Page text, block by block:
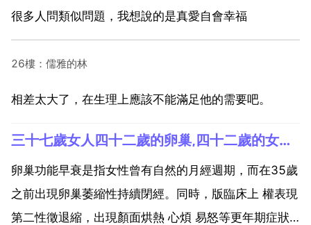
很多人問類似問題，我想說的是真愛自會幸福
26樓：儒雅的林
相差太大了，在生理上應該不能滿足他的需要吧。
三十七歲女人四十二歲的卵巢,四十二歲的女人跟三十七歲男的人結婚會幸福嗎
卵巢功能早衰是指女性曾有自然的月經週期，而在35歲
之前出現卵巢萎縮性持續閉經。同時，版臨床上 權表現
第二性徵退縮，出現顏面烘熱 心煩 易怒等更年期症狀